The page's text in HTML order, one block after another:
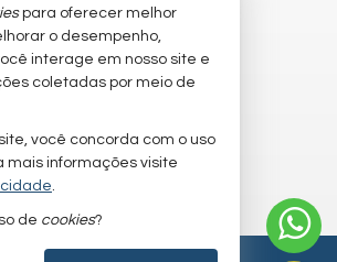
nosso newsletter
seu imóvel
favoritos
Política de Privacidade
para oferecer melhor
o desempenho,
interage em nosso site e
coletadas por meio de
você concorda com o uso
mais informações visite
.
de cookies?